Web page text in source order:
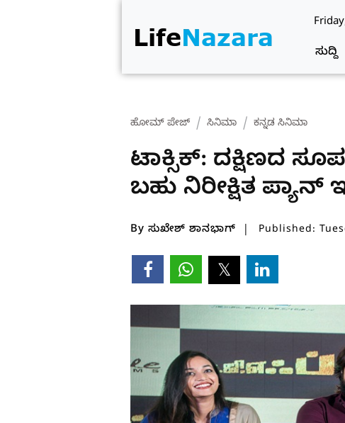
ಸುದ್ದಿ
ಹೋಮ್ ಪೇಜ್ ಸಿನಿಮಾ ಕನ್ನಡ ಸಿನಿಮಾ
ಟಾಕ್ಸಿಕ್‌: ದಕ್ಷಿಣದ
ಬಹು ನಿರೀಕ್ಷಿತ ಪ್ಯಾನ್
By ಸುಖೇಶ್ ಶಾನಭಾಗ್ Published: